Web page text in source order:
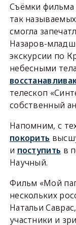
Съёмки фильма
так
смогла
Назаров-
экскурсии по
небесными
телескоп
собственный
Напомним, с
покорить
и поступить в
Научный.
Фильм «Мой
нескольких
Натальи
участники и